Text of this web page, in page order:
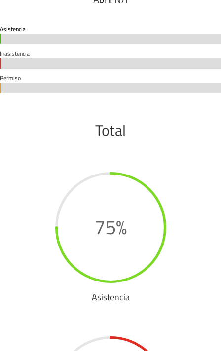
Asistencia
Inasistencia
Permiso
Total
75%
Asistencia